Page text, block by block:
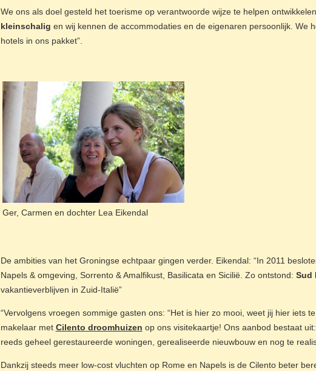
We ons als doel gesteld het toerisme op verantwoorde wijze te helpen
kleinschalig en wij kennen de accommodaties en de eigenaren persoonlijk. We
hotels in ons pakket”.
Ger, Carmen en dochter Lea Eikendal
De ambities van het Groningse echtpaar gingen verder. Eikendal: “In 2011
Napels & omgeving, Sorrento & Amalfikust, Basilicata en Sicilië. Zo ontstond: Sud
vakantieverblijven in Zuid-Italië”
“Vervolgens vroegen sommige gasten ons: “Het is hier zo mooi, weet jij hier iets
makelaar met Cilento droomhuizen op ons visitekaartje! Ons aanbod bestaat
reeds geheel gerestaureerde woningen, gerealiseerde nieuwbouw en nog te
Dankzij steeds meer low-cost vluchten op Rome en Napels is de Cilento beter